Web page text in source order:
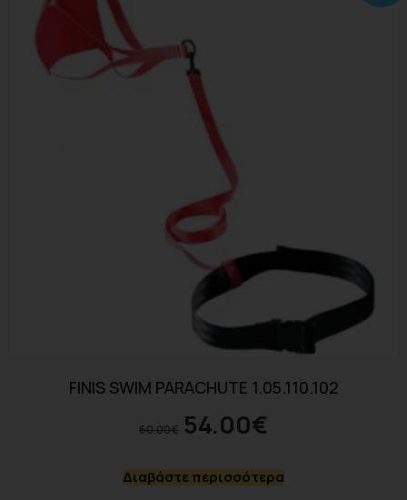
FINIS SWIM PARACHUTE 1.05.110.102
60.00€ 54.00€
Διαβάστε περισσότερα